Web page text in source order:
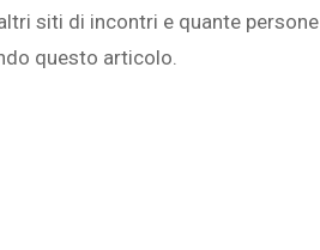
siti di incontri e quante
questo articolo.